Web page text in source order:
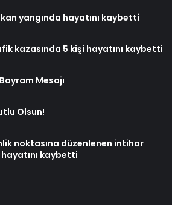
yangında hayatını kaybetti
kazasında 5 kişi hayatını kaybetti
Mesajı
Olsun!
noktasına düzenlenen intihar
hayatını kaybetti